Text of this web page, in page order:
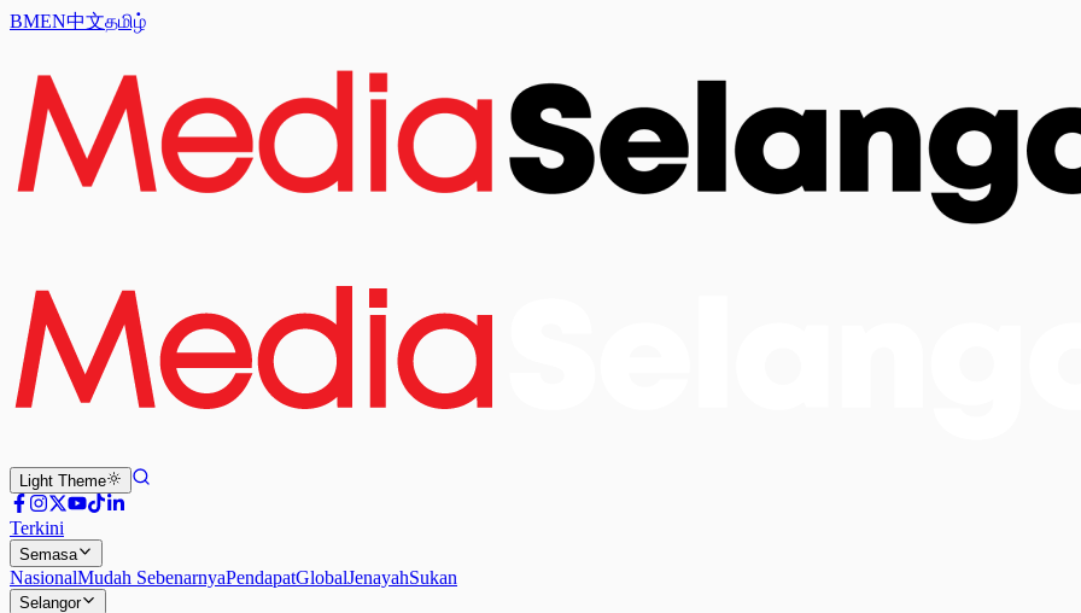
BMEN中文தமிழ்
Light Theme
Terkini
Semasa
NasionalMudah SebenarnyaPendapatGlobalJenayahSukan
Selangor